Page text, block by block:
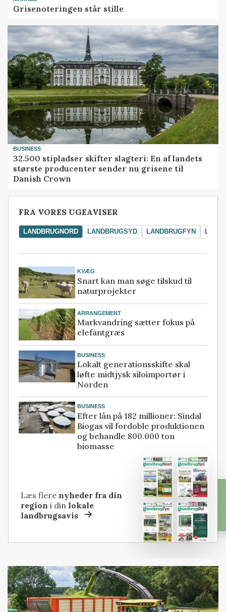
Grisenoteringen står stille
BUSINESS
32.500 stipladser skifter slagteri: En af landets
største producenter sender nu grisene til
Danish Crown
FRA VORES UGEAVISER
LANDBRUGNORD LANDBRUGSYD LANDBRUGFYN
KVÆG
Snart kan man søge tilskud til
naturprojekter
ARRANGEMENT
Markvandring sætter fokus på
elefantgræs
BUSINESS
Lokalt generationsskifte skal
løfte midtjysk siloimportør i
Norden
BUSINESS
Efter lån på 182 millioner: Sindal
Biogas vil fordoble produktionen
og behandle 800.000 ton
biomasse
Læs flere nyheder fra din
region i dinlokale
landbrugsavis